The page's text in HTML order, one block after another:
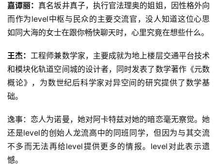
嘉谭丽： 真名坂井真子，执行官法理奥的姐姐，因性格外向
而作为level中枢与民众的主要交流官，没人知道这位心思
如同大海的女士在跟你畅快聊天时，心里究竟在想些什么。
王杰：工程师兼数学家，主要成就为地上楼层交通平台技术
和模块化轨道空间城的设计者，同时发表了数学著作《元数
概论》，为数世纪后科学家对异空间的研究提供了数学基
础。
逸事：恋人为诺曼，她对阿卡特兹对她的暗恋毫无察觉。她
还是level的创始人龙流高中的同班同学，但因为与其交流
不多而无法再给level提供更多的情报。level对此表示遗
憾。